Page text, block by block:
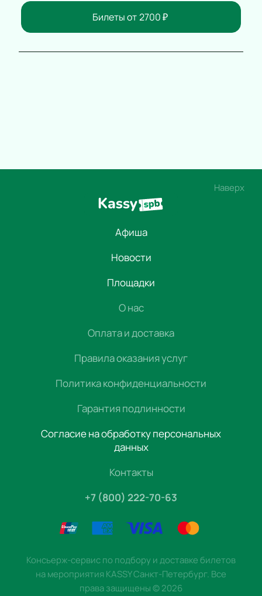
Билеты от 2700₽
Наверх
Афиша
Новости
Площадки
О нас
Оплата и доставка
Правила оказания услуг
Политика конфиденциальности
Гарантия подлинности
Согласие на обработку персональных
данных
Контакты
+7 (800) 222-70-63
Консьерж-сервис по подбору и доставке билетов
на мероприятия KASSY Санкт-Петербург. Все
права защищены©2026